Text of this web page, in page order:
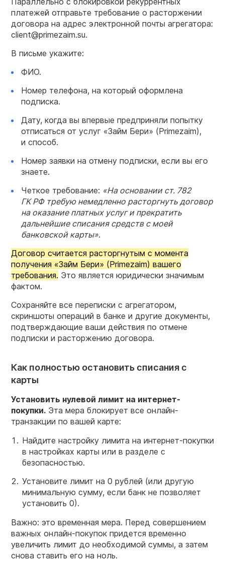
платежей отправьте требование о расторжении
договора на адрес электронной почты агрегатора:
client@primezaim.su.
В письме укажите:
ФИО.
Номер телефона, на который оформлена
подписка.
Дату, когда вы впервые предприняли попытку
отписаться от услуг «Займ Бери» (Primezaim),
и способ.
Номер заявки на отмену подписки, если вы его
знаете.
Четкое требование: «На основании ст. 782
ГК РФ требую немедленно расторгнуть договор
на оказание платных услуг и прекратить
дальнейшие списания средств с моей
банковской карты».
Договор считается расторгнутым с момента
получения «Займ Бери» (Primezaim) вашего
требования. Это является юридически значимым
фактом.
Сохраняйте все переписки с агрегатором,
скриншоты операций в банке и другие документы,
подтверждающие ваши действия по отмене
подписки и расторжению договора.
Как полностью остановить списания с
карты
Установить нулевой лимит на интернет-
покупки. Эта мера блокирует все онлайн-
транзакции по вашей карте:
Найдите настройку лимита на интернет-покупки
в настройках карты или в разделе с
безопасностью.
Установите лимит на 0 рублей (или другую
минимальную сумму, если банк не позволяет
установить 0).
Важно: это временная мера. Перед совершением
важных онлайн-покупок придется временно
увеличить лимит до необходимой суммы, а затем
снова ставить его на ноль.